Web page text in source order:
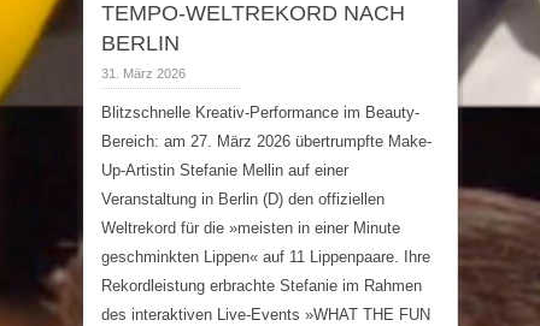
TEMPO-WELTREKORD NACH
BERLIN
31. März 2026
Blitzschnelle Kreativ-Performance im Beauty-
Bereich: am 27. März 2026 übertrumpfte Make-
Up-Artistin Stefanie Mellin auf einer
Veranstaltung in Berlin (D) den offiziellen
Weltrekord für die »meisten in einer Minute
geschminkten Lippen« auf 11 Lippenpaare. Ihre
Rekordleistung erbrachte Stefanie im Rahmen
des interaktiven Live-Events »WHAT THE FUN